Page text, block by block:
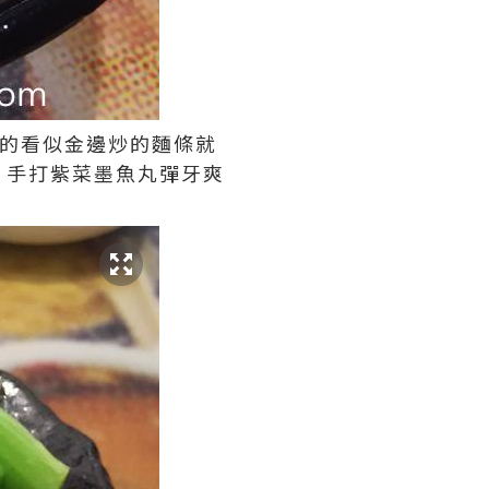
看似金邊炒的麵條就
打紫菜墨魚丸彈牙爽